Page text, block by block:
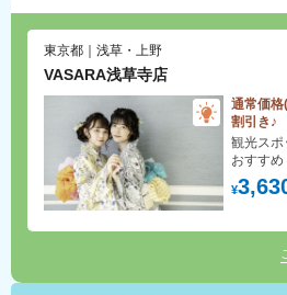
東京都｜浅草・上野
VASARA浅草寺店
通常価格
割引き♪
¥
観光ス
おすす
豊かな
みくださ